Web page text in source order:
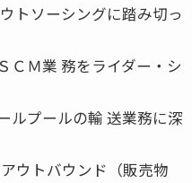
トソーシングに踏み切っ
ＣＭ業 務をライダー・シ
ルプールの輸 送業務に深
ウトバウンド（販売物